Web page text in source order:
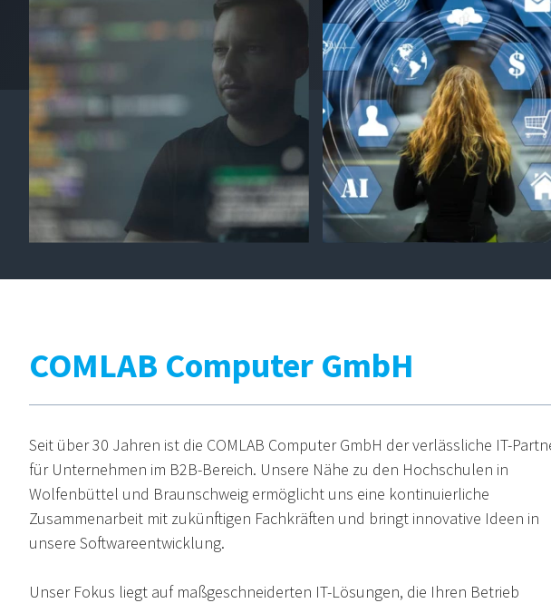
COMLAB Computer GmbH
Seit über 30 Jahren ist die COMLAB Computer GmbH der verlässliche IT-
für Unternehmen im B2B-Bereich. Unsere Nähe zu den Hochschulen in
Wolfenbüttel und Braunschweig ermöglicht uns eine kontinuierliche
Zusammenarbeit mit zukünftigen Fachkräften und bringt innovative Ideen in
unsere Softwareentwicklung.
Unser Fokus liegt auf maßgeschneiderten IT-Lösungen, die Ihren Betrieb